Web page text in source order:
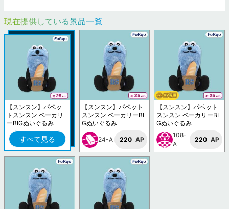
現在提供している景品一覧
【スンスン】パペッ
トスンスン ベーカリ
ーBIGぬいぐるみ
すべて見る
【スンスン】パペット
スンスン ベーカリーBI
Gぬいぐるみ
24-A 220 AP
【スンスン】パペット
スンスン ベーカリーBI
Gぬいぐるみ
108-
A
220 AP